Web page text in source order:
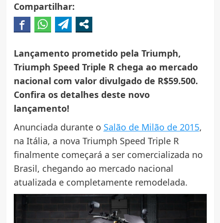
Compartilhar:
Lançamento prometido pela Triumph,
Triumph Speed Triple R chega ao mercado
nacional com valor divulgado de R$59.500.
Confira os detalhes deste novo
lançamento!
Anunciada durante o Salão de Milão de 2015,
na Itália, a nova Triumph Speed Triple R
finalmente começará a ser comercializada no
Brasil, chegando ao mercado nacional
atualizada e completamente remodelada.